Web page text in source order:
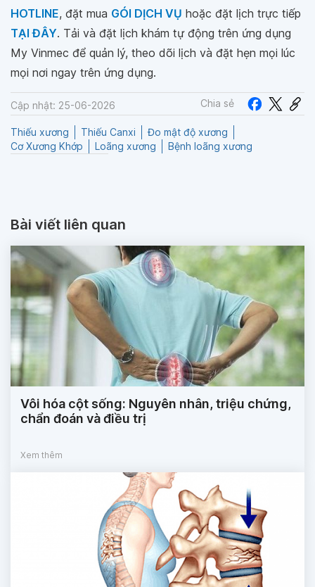
HOTLINE, đặt mua GÓI DỊCH VỤ hoặc đặt lịch trực tiếp
TẠI ĐÂY. Tải và đặt lịch khám tự động trên ứng dụng
My Vinmec để quản lý, theo dõi lịch và đặt hẹn mọi lúc
mọi nơi ngay trên ứng dụng.
Cập nhật: 25-06-2026 Chia sẻ
Thiếu xương Thiếu Canxi
Đo mật độ xương
Cơ Xương Khớp
Loãng xương Bệnh loãng xương
Bài viết liên quan
Vôi hóa cột sống: Nguyên nhân, triệu chứng,
chẩn đoán và điều trị
Xem thêm